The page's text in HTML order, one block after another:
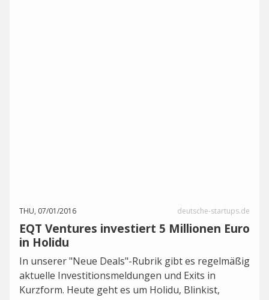
THU, 07/01/2016 deutsche-startups.de
EQT Ventures investiert 5 Millionen Euro
in Holidu
In unserer "Neue Deals"-Rubrik gibt es regelmäßig
aktuelle Investitionsmeldungen und Exits in
Kurzform. Heute geht es um Holidu, Blinkist,